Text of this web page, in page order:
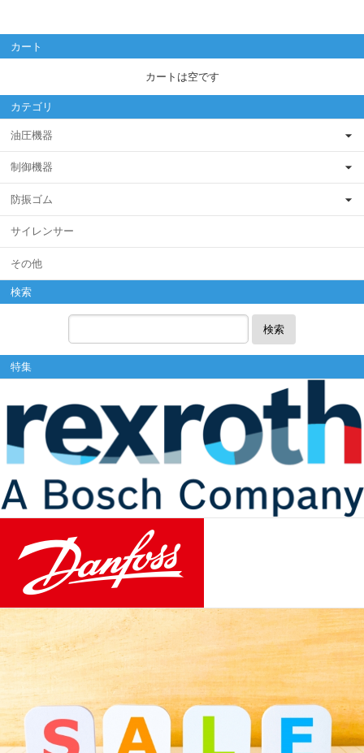
カート
カートは空です
カテゴリ
油圧機器
制御機器
防振ゴム
サイレンサー
その他
検索
検索
特集